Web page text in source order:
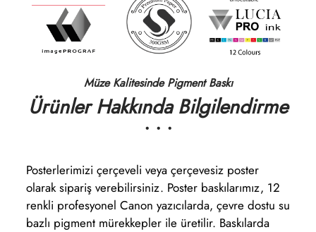
Müze Kalitesinde Pigment Baskı
Ürünler Hakkında Bilgilendirme
• • •
Posterlerimizi çerçeveli veya çerçevesiz poster
olarak sipariş verebilirsiniz. Poster baskılarımız, 12
renkli profesyonel Canon yazıcılarda, çevre dostu su
bazlı pigment mürekkepler ile üretilir. Baskılarda